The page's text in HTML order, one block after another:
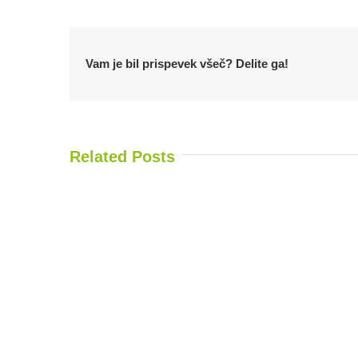
Vam je bil prispevek všeč? Delite ga!
Related Posts